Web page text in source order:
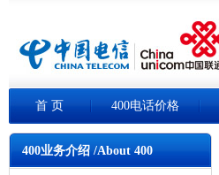
首 页 400电话价格
400业务介绍 /About 400